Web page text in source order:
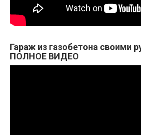
Гараж из газобетона своими
ПОЛНОЕ ВИДЕО